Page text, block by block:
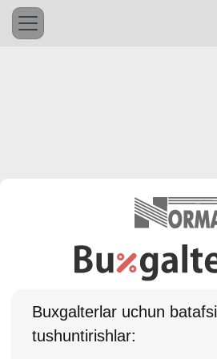
Buхgalterlar uchun batafsil
tushuntirishlar: